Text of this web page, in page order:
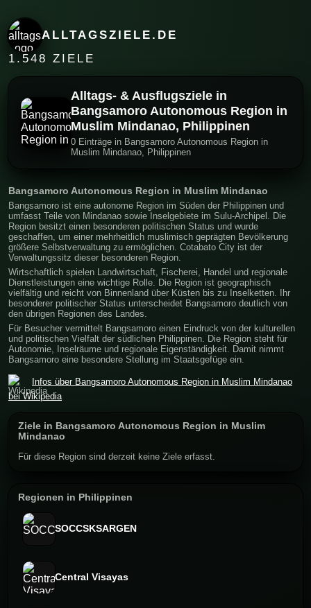
ALLTAGSZIELE.DE
1.548 ZIELE
Alltags- & Ausflugsziele in
Bangsamoro Autonomous Region in
Muslim Mindanao, Philippinen
0 Einträge in Bangsamoro Autonomous Region in
Muslim Mindanao, Philippinen
Bangsamoro Autonomous Region in Muslim Mindanao
Bangsamoro ist eine autonome Region im Süden der Philippinen und
umfasst Teile von Mindanao sowie Inselgebiete im Sulu-Archipel. Die
Region besitzt einen besonderen politischen Status und wurde
geschaffen, um einer mehrheitlich muslimisch geprägten Bevölkerung
größere Selbstverwaltung zu ermöglichen. Cotabato City ist der
Verwaltungssitz dieser besonderen Region.
Wirtschaftlich spielen Landwirtschaft, Fischerei, Handel und regionale
Dienstleistungen eine wichtige Rolle. Die Region ist geographisch
vielfältig und reicht von Binnenland über Küsten bis zu Inselketten. Ihr
besonderer politischer Status unterscheidet Bangsamoro deutlich von
den übrigen Regionen des Landes.
Für Besucher vermittelt Bangsamoro einen Eindruck von der kulturellen
und politischen Vielfalt der südlichen Philippinen. Die Region steht für
Autonomie, Inselräume und regionale Eigenständigkeit. Damit nimmt
Bangsamoro eine besondere Stellung im Staatsgefüge ein.
Infos über Bangsamoro Autonomous Region in Muslim Mindanao
bei Wikipedia
Ziele in Bangsamoro Autonomous Region in Muslim
Mindanao
Für diese Region sind derzeit keine Ziele erfasst.
Regionen in Philippinen
SOCCSKSARGEN
Central Visayas